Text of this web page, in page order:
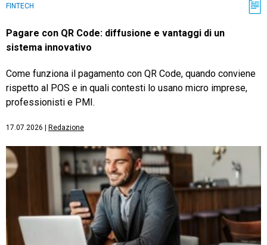
FINTECH
Pagare con QR Code: diffusione e vantaggi di un
sistema innovativo
Come funziona il pagamento con QR Code, quando conviene
rispetto al POS e in quali contesti lo usano micro imprese,
professionisti e PMI.
17.07.2026 Redazione